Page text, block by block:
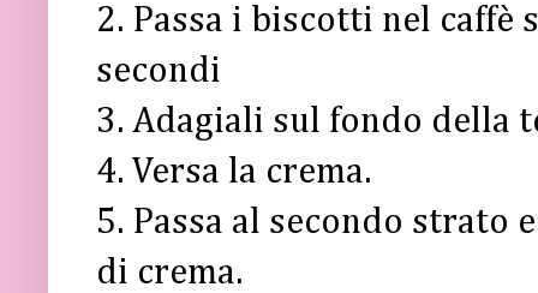
2. Passa i biscotti nel
secondi
3. Adagiali sul fondo della
4. Versa la crema.
5. Passa al secondo strato
di crema.